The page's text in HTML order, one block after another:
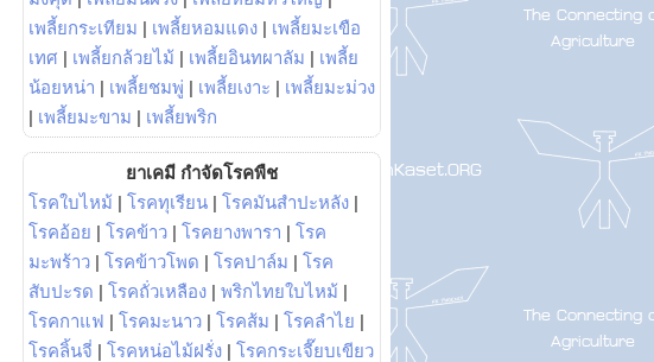
เพลี้ยกระเทียม | เพลี้ยหอมแดง | เพลี้ยมะเขือ
เทศ | เพลี้ยกล้วยไม้ | เพลี้ยอินทผาลัม | เพลี้ย
น้อยหน่า | เพลี้ยชมพู่ | เพลี้ยเงาะ | เพลี้ยมะม่วง
| เพลี้ยมะขาม | เพลี้ยพริก
ยาเคมี กำจัดโรคพืช
โรคใบไหม้ | โรคทุเรียน | โรคมันสำปะหลัง |
โรคอ้อย | โรคข้าว | โรคยางพารา | โรค
มะพร้าว | โรคข้าวโพด | โรคปาล์ม | โรค
สับปะรด | โรคถั่วเหลือง | พริกไทยใบไหม้ |
โรคกาแฟ | โรคมะนาว | โรคส้ม | โรคลำไย |
โรคลิ้นจี่ | โรคหน่อไม้ฝรั่ง | โรคกระเจี๊ยบเขียว